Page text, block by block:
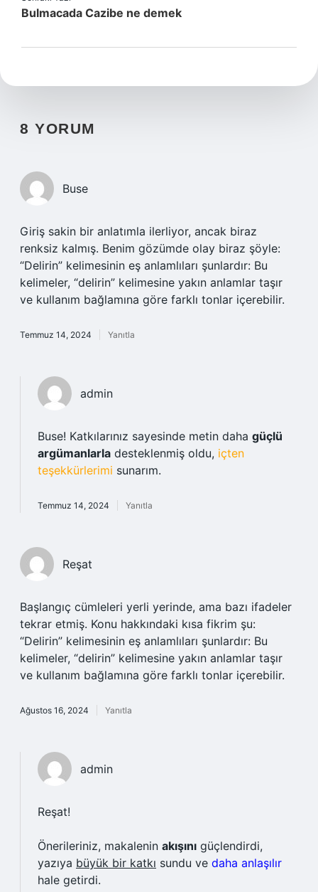
Bulmacada Cazibe ne demek
8 YORUM
Buse
Giriş sakin bir anlatımla ilerliyor, ancak biraz
renksiz kalmış. Benim gözümde olay biraz şöyle:
“Delirin” kelimesinin eş anlamlıları şunlardır: Bu
kelimeler, “delirin” kelimesine yakın anlamlar taşır
ve kullanım bağlamına göre farklı tonlar içerebilir.
Temmuz 14, 2024 Yanıtla
admin
Buse! Katkılarınız sayesinde metin daha güçlü
argümanlarla desteklenmiş oldu, içten
teşekkürlerimi sunarım.
Temmuz 14, 2024 Yanıtla
Reşat
Başlangıç cümleleri yerli yerinde, ama bazı ifadeler
tekrar etmiş. Konu hakkındaki kısa fikrim şu:
“Delirin” kelimesinin eş anlamlıları şunlardır: Bu
kelimeler, “delirin” kelimesine yakın anlamlar taşır
ve kullanım bağlamına göre farklı tonlar içerebilir.
Ağustos 16, 2024 Yanıtla
admin
Reşat!
Önerileriniz, makalenin akışını güçlendirdi,
yazıya büyük bir katkı sundu ve daha anlaşılır
hale getirdi.